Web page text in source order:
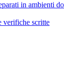
in ambienti
verifiche scritte